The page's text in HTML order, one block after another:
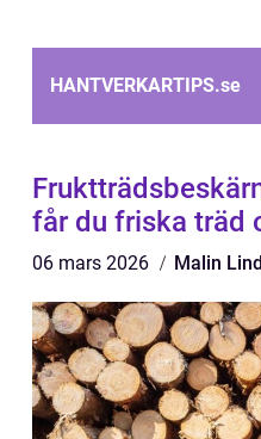
HANTVERKARTIPS.se
får du friska träd
06 mars 2026 Malin